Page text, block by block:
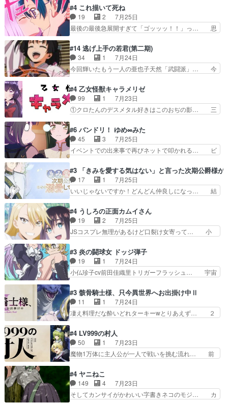
く動いていてずっと胸が熱… 同時視聴｜
DaemonsRealm｜リア… これまで騙していた東
村を捨てて新郷家に来…
ぶややこしいことになってたオープニン… テンポ
も良いし毎話良いところで引くから全… 盟友ドレ
ゲネ后との出会い。次週のドレゲネ… さて、登場
人物多いけどついていけるのか私… 今回は遂にド
んがめっちゃ可愛かったなド… まさかの展開にめ
ちゃくちゃテンション上が… チャガタイの所へ密
偵に行ったはずがドレゲ…
#4 これ描いて死ね
19 2
7月25日
最後の最後急展開すぎて「ゴッッッ！！」っ… 思
は泣かなかった！漫画描きのハウツー回… この作
品はこういうのをズバッとキメるの上… 藤子不二
雄に親しんだ人にはとてもフィット… 赤福のヌル
ヌルした動きとかネームを褒めら… 漫研が気にな
から新たな仲間まで。本作品… 今回エンディング
テーマが流れるのが早い（… この作品の世界に
も、一応デジタルという概…
#14 逃げ上手の若君(第二期)
34 1
7月24日
今回輝いたもう一人の亜也子天然「武闘派」… 今
逃れすら逃げ上手亜也子のアシストに支… そう
か、亜也子もまだ9歳なのか‥ときゆき… 「亜也
子のドキドキ・大作戦！・長寿丸を一… 目玉と耳
を相手に言葉で繰り広げる戰もノラ… 時代設定ど
からのいらすとやは草だった。… 今回は亜也子回
でしたね頼もしさと乙女らし… 貞宗、キモいギョ
ロ目としか思ってなかった…
#4 乙女怪獣キャラメリゼ
99 1
7月23日
①クロたんのデスメタル好きはこのおぢの影… 三
か好きになれんキャラだなぁ作品もイン… 相変わ
らず生物学者には見えないわね響野君… 正体を知
らないのにどちりも肯定してくれた… 黒絵がハル
ゴンになっても、南を助けて大事… OPにデスボ
心を許す、母の友達である光… 黒絵の可愛さレベ
ルが止まらない。南くんと… 黒絵の母とのやり取
りでエヴァの加持さん思…
#6 バンドリ！ ゆめ∞みた
45 3
7月25日
イベントでの出来事で再びネットで叩かれる… ビ
ラがまじで何がしたいかわからん！先生… 陰キャ
の間合いにスルっと入ってきて相手の… ビオラが
都子さんを籠絡しに来ててやばいぞ… マネージャ
ー現実版初登場！バレーボールに… 藻掻きながら
で相手の緊張を解く相手の共… たまったアニメ
50本だってｗ今日も帰った… マネージャー実在
した大逆風のハズなのに全…
#3 「きみを愛する気はない」と言った次期公爵様が
17 1
7月25日
いいじゃないですか！どんどん仲良しになっ… 結
の恋愛系で1番これが好き。愛する気は… 今晩
は、2130頃からシンデレラガールズ… 公爵の妻
なのに着てる洋服がシンプル。テー… まあ、これ
は見なくていいな。むしろ判断が… 自分でも気づ
ぜかヒロイン化していますデ… 【今夜のアニメA
は…】前向き没落令嬢×こ… 「ぼやっとしてたら
菜園の領地の外まで開墾…
#4 うしろの正面カムイさん
19 2
7月25日
JSコスプレ無理があるけど口裂け女寄って… 小
カちゃんがヤバすぎてボキキしそう(ぇ… 口裂け
女って人を襲うって知らなかった…ポ… そのスタ
イルで小学生ファッションは口裂け… 相変わら
ず、尺の都合なのか原作漫画の細か… 除霊士カム
昭和キッズを恐怖のどん底へ突… 現代で有名な口
裂け女登場！お市ちゃん、ポ… ろくろ首の除霊シ
ーン「悪霊退散」のパチン…
#3 炎の闘球女 ドッジ弾子
19 1
7月24日
小仏珍子cv前田佳織里トリガーフラッシュ… 宇宙
いたぶってるのか！？Cパートで懐か… 普通にド
ッジが激アツ。いや羽仁衣が初めて… 優谷優の声
優に「ちんこ」って言わせてて興… 珍子ちゃ
ん………！！！！？！先週に引き続… これは意図
限ったことでなく、最近のアニ… 東山朱莉
（AkariHIGASHIYAM… こんなに可憐で可愛い泣
き虫メイドが僅か3…
#3 骸骨騎士様、只今異世界へお出掛け中Ⅱ
11 1
7月24日
凄え料理だな酔いどれターキーwとりあえず… ２
いの良いお兄ちゃん！！現場も楽しかっ… 第３話
をｄアニメストアで視聴しました。視… ローデン
王国ホーバン領を訪れたアーク一行… 1期に引き
続き２期にも出演させていただけ… 1期の頃から
題解決特筆する事は無いが、… 今週もありがとう
ございます耳がヒクヒクな… 時計台に登ってるの
見ると挟まれないか心配…
#4 LV999の村人
50 1
7月23日
魔物1万体に主人公が一人で戦いを挑む流れ… 前
を魔物と人間に殺された鏡の生い立ち。… 勇者た
ちを信じてアリスを預ける、鏡を信じ… 勇者パー
ティが仲間になった！？会話が通じ… 鏡の過去、
辛すぎて胸が苦しくなりました…… 最初、勇者パ
#4 ヤニねこ
149 4
7月23日
そしてカンサイがかわいい字書きネコのモジ… カ